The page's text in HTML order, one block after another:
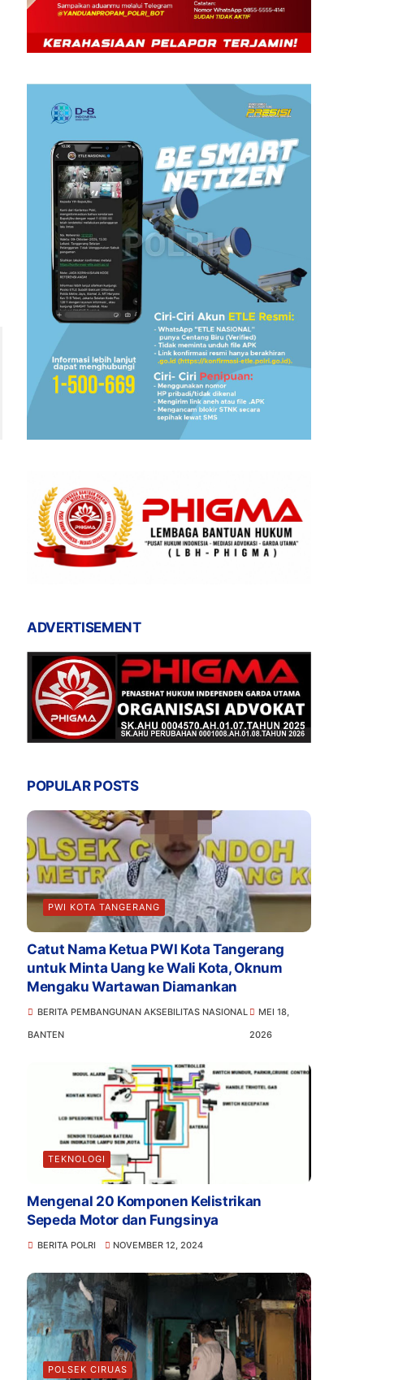
ADVERTISEMENT
POPULAR POSTS
PWI KOTA TANGERANG
Catut Nama Ketua PWI Kota Tangerang
untuk Minta Uang ke Wali Kota, Oknum
Mengaku Wartawan Diamankan
BERITA PEMBANGUNAN AKSEBILITAS NASIONAL
BANTEN
MEI 18,
2026
TEKNOLOGI
Mengenal 20 Komponen Kelistrikan
Sepeda Motor dan Fungsinya
BERITA POLRI NOVEMBER 12, 2024
POLSEK CIRUAS